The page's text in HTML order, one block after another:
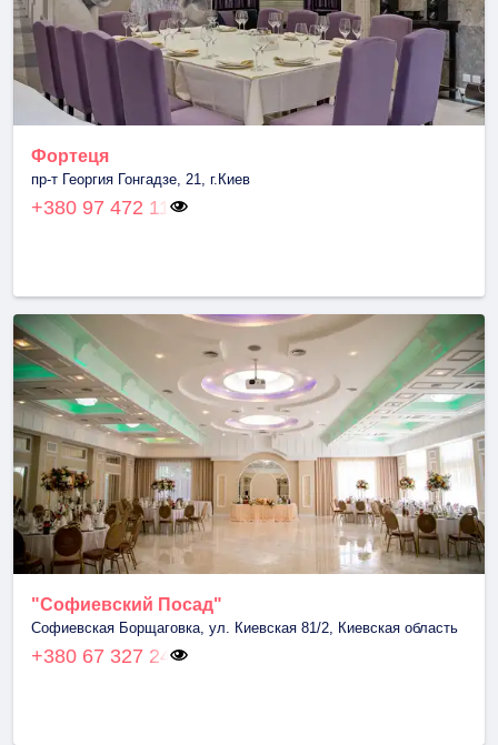
Фортеця
пр-т Георгия Гонгадзе, 21, г.Киев
+380 97 472 11
"Софиевский Посад"
Софиевская Борщаговка, ул. Киевская 81/2, Киевская область
+380 67 327 24